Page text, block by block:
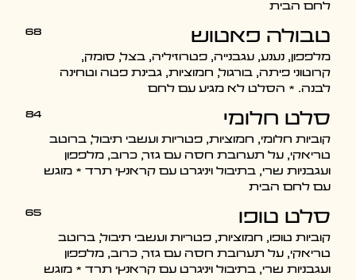
לחם הבית
טבולה פאטוש
מלפפון, נענע, עגבנייה, פטרוזיליה, בצל, סומק,
קרוטוני פיתה, בורגול, חמוציות, גבינת פטה וטחינה
לבנה. * הסלט לא מגיע עם לחם
68
סלט חלומי
קוביות חלומי, חמוציות, פטריות ועשבי תיבול, ברוטב
טריאקי, על תערובת חסה עם גזר, כרוב, מלפפון
ועגבניות שרי, בתיבול ויניגרט עם קראנץ' תרד * מוגש
עם לחם הבית
84
סלט טופו
קוביות טופו, חמוציות, פטריות ועשבי תיבול, ברוטב
טריאקי, על תערובת חסה עם גזר, כרוב, מלפפון
ועגבניות שרי, בתיבול ויניגרט עם קראנץ' תרד * מוגש
65